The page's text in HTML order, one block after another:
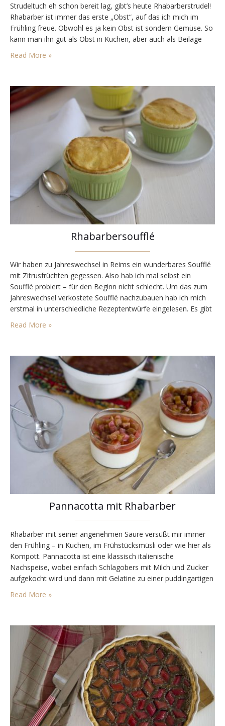
Strudeltuch eh schon bereit lag, gibt’s heute Rhabarberstrudel!
Rhabarber ist immer das erste „Obst“, auf das ich mich im
Frühling freue. Obwohl es ja kein Obst ist sondern Gemüse. So
kann man ihn gut als Obst in Kuchen, aber auch als Beilage
Read More »
Rhabarbersoufflé
Wir haben zu Jahreswechsel in Reims ein wunderbares Soufflé
mit Zitrusfrüchten gegessen. Also hab ich mal selbst ein
Soufflé probiert – für den Beginn nicht schlecht. Um das zum
Jahreswechsel verkostete Soufflé nachzubauen hab ich mich
erstmal in unterschiedliche Rezeptentwürfe eingelesen. Es gibt
welche, wo man eine Masse aus Eigelb und Zucker macht und
dann das Eiweiss und das Mehl…
Read More »
Pannacotta mit Rhabarber
Rhabarber mit seiner angenehmen Säure versüßt mir immer
den Frühling – in Kuchen, im Frühstücksmüsli oder wie hier als
Kompott. Pannacotta ist eine klassisch italienische
Nachspeise, wobei einfach Schlagobers mit Milch und Zucker
aufgekocht wird und dann mit Gelatine zu einer puddingartigen
Konsistenz verfestigt. Ich mag Schlagobers generell, so finde
Read More »